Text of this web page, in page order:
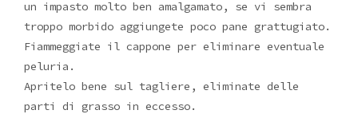
un impasto molto ben amalgamato, se vi sembra
troppo morbido aggiungete poco pane grattugiato.
Fiammeggiate il cappone per eliminare eventuale
peluria.
Apritelo bene sul tagliere, eliminate delle
parti di grasso in eccesso.